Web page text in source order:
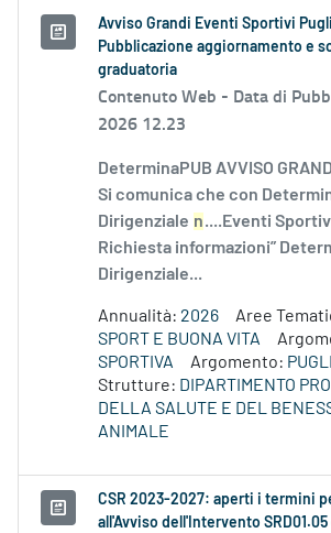
Avviso Grandi Eventi Sportivi
Pubblicazione aggiornamento e
graduatoria
Contenuto Web - Data di
2026 12.23
DeterminaPUB AVVISO
Si comunica che con
Dirigenziale n....Eventi
Richiesta informazioni”
Dirigenziale...
Annualità: 2026 Aree
SPORT E BUONA VITA
SPORTIVA
Argomento:
Strutture: DIPARTIMENTO
DELLA SALUTE E DEL
ANIMALE
CSR 2023-2027: aperti i termini
all'Avviso dell'Intervento